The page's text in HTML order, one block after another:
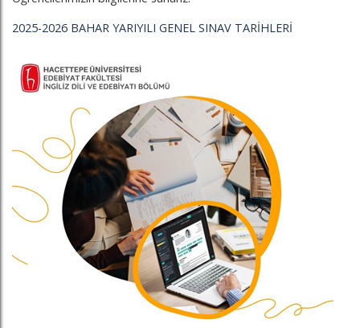
2025-2026 BAHAR YARIYILI GENEL SINAV TARİHLERİ